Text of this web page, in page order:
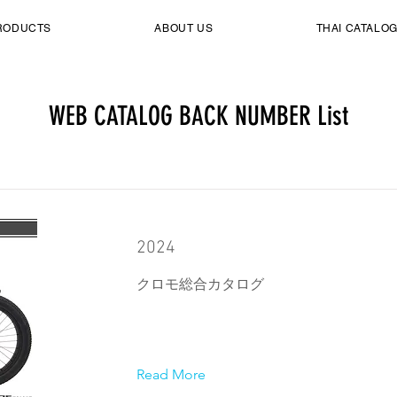
ABOUT US THAI CATALOG
WEB CATALOG BACK NUMBER List
2024
クロモ総合カタログ
Read More